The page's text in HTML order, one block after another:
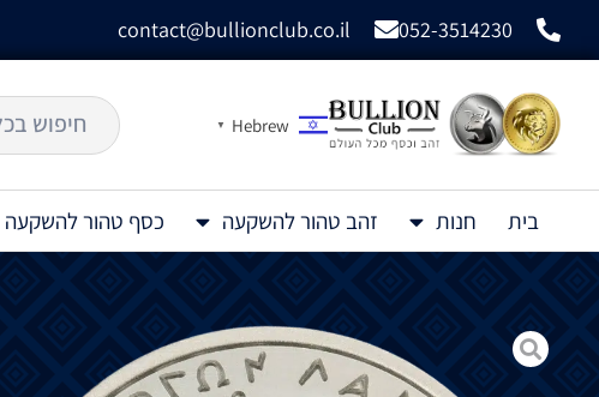
052-3514230
contact@bullionclub.co.il
Hebrew
▼
בית חנות זהב טהור להשקעה כסף טהור להשקעה